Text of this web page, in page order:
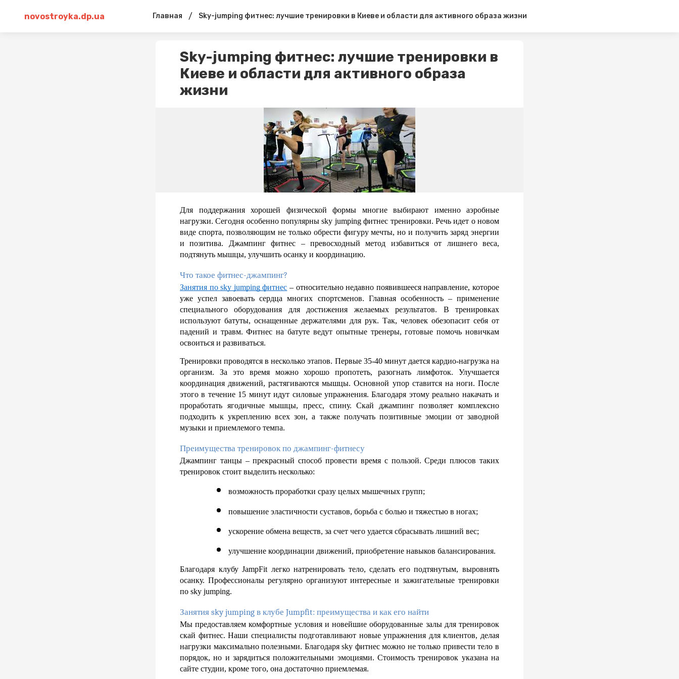
novostroyka.dp.ua Главная / Sky-jumping фитнес: лучшие тренировки в Киеве и области для активного образа жизни
Sky-jumping фитнес: лучшие тренировки в
Киеве и области для активного образа
жизни
Для поддержания хорошей физической формы многие выбирают именно аэробные
нагрузки. Сегодня особенно популярны sky jumping фитнес тренировки. Речь идет о новом
виде спорта, позволяющим не только обрести фигуру мечты, но и получить заряд энергии
и позитива. Джампинг фитнес – превосходный метод избавиться от лишнего веса,
подтянуть мышцы, улучшить осанку и координацию.
Что такое фитнес-джампинг?
Занятия по sky jumping фитнес – относительно недавно появившееся направление, которое
уже успел завоевать сердца многих спортсменов. Главная особенность – применение
специального оборудования для достижения желаемых результатов. В тренировках
используют батуты, оснащенные держателями для рук. Так, человек обезопасит себя от
падений и травм. Фитнес на батуте ведут опытные тренеры, готовые помочь новичкам
освоиться и развиваться.
Тренировки проводятся в несколько этапов. Первые 35-40 минут дается кардио-нагрузка на
организм. За это время можно хорошо пропотеть, разогнать лимфоток. Улучшается
координация движений, растягиваются мышцы. Основной упор ставится на ноги. После
этого в течение 15 минут идут силовые упражнения. Благодаря этому реально накачать и
проработать ягодичные мышцы, пресс, спину. Скай джампинг позволяет комплексно
подходить к укреплению всех зон, а также получать позитивные эмоции от заводной
музыки и приемлемого темпа.
Преимущества тренировок по джампинг-фитнесу
Джампинг танцы – прекрасный способ провести время с пользой. Среди плюсов таких
тренировок стоит выделить несколько:
возможность проработки сразу целых мышечных групп;
повышение эластичности суставов, борьба с болью и тяжестью в ногах;
ускорение обмена веществ, за счет чего удается сбрасывать лишний вес;
улучшение координации движений, приобретение навыков балансирования.
Благодаря клубу JampFit легко натренировать тело, сделать его подтянутым, выровнять
осанку. Профессионалы регулярно организуют интересные и зажигательные тренировки
по sky jumping.
Занятия sky jumping в клубе Jumpfit: преимущества и как его найти
Мы предоставляем комфортные условия и новейшие оборудованные залы для тренировок
скай фитнес. Наши специалисты подготавливают новые упражнения для клиентов, делая
нагрузки максимально полезными. Благодаря sky фитнес можно не только привести тело в
порядок, но и зарядиться положительными эмоциями. Стоимость тренировок указана на
сайте студии, кроме того, она достаточно приемлемая.